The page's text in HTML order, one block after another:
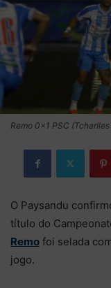
Remo 0×1 PSC
O Paysandu
título do
Remo foi selada
jogo.